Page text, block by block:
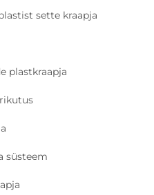
sette kraapja
plastkraapja
süsteem